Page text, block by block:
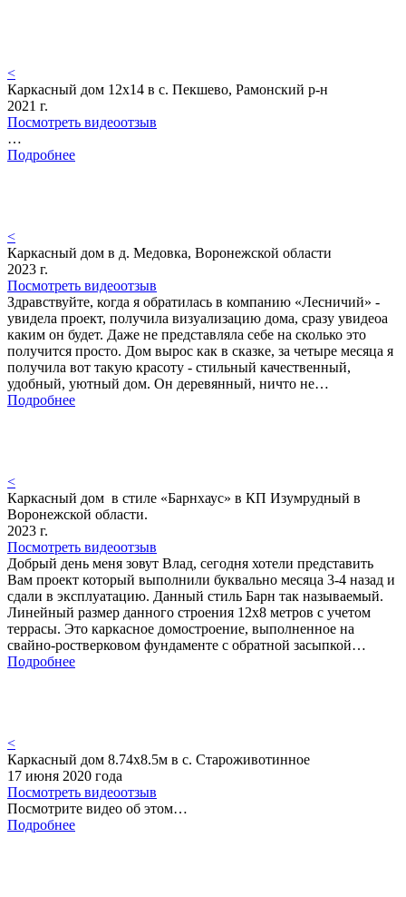
<
Каркасный дом 12х14 в с. Пекшево, Рамонский р-н
2021 г.
Посмотреть видеоотзыв
…
Подробнее
<
Каркасный дом в д. Медовка, Воронежской области
2023 г.
Посмотреть видеоотзыв
Здравствуйте, когда я обратилась в компанию «Лесничий» -
увидела проект, получила визуализацию дома, сразу увидеоа
каким он будет. Даже не представляла себе на сколько это
получится просто. Дом вырос как в сказке, за четыре месяца я
получила вот такую красоту - стильный качественный,
удобный, уютный дом. Он деревянный, ничто не…
Подробнее
<
Каркасный дом в стиле «Барнхаус» в КП Изумрудный в
Воронежской области.
2023 г.
Посмотреть видеоотзыв
Добрый день меня зовут Влад, сегодня хотели представить
Вам проект который выполнили буквально месяца 3-4 назад и
сдали в эксплуатацию. Данный стиль Барн так называемый.
Линейный размер данного строения 12х8 метров с учетом
террасы. Это каркасное домостроение, выполненное на
свайно-ростверковом фундаменте с обратной засыпкой…
Подробнее
<
Каркасный дом 8.74х8.5м в с. Староживотинное
17 июня 2020 года
Посмотреть видеоотзыв
Посмотрите видео об этом…
Подробнее